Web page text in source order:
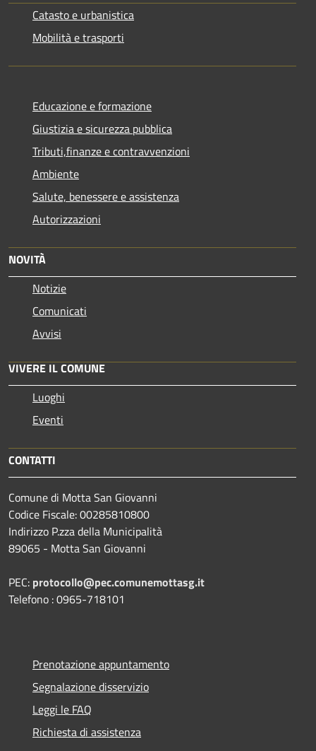
Catasto e urbanistica
Mobilità e trasporti
Educazione e formazione
Giustizia e sicurezza pubblica
Tributi,finanze e contravvenzioni
Ambiente
Salute, benessere e assistenza
Autorizzazioni
NOVITÀ
Notizie
Comunicati
Avvisi
VIVERE IL COMUNE
Luoghi
Eventi
CONTATTI
Comune di Motta San Giovanni
Codice Fiscale: 00285810800
Indirizzo P.zza della Municipalità
89065 - Motta San Giovanni
PEC: protocollo@pec.comunemottasg.it
Telefono : 0965-718101
Prenotazione appuntamento
Segnalazione disservizio
Leggi le FAQ
Richiesta di assistenza